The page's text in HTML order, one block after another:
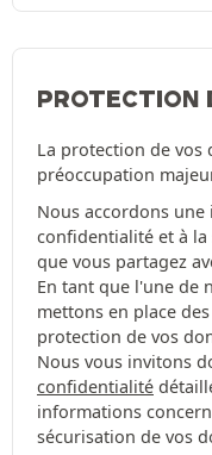
PROTECTION
La protection de vos
préoccupation
Nous accordons
confidentialité et à
que vous partagez
En tant que l'une de
mettons en place
protection de vos
Nous vous invitons
confidentialité
informations
sécurisation de vos